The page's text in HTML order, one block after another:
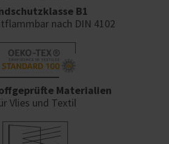
B1
nach DIN 4102
Materialien
Vlies und Textil